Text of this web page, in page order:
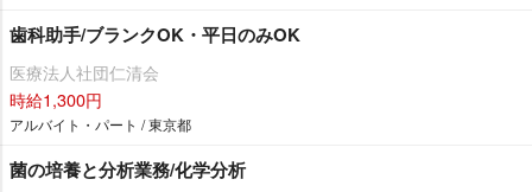
歯科助手/ブランクOK・平日のみOK
医療法人社団仁清会
時給1,300円
アルバイト・パート / 東京都
菌の培養と分析業務/化学分析